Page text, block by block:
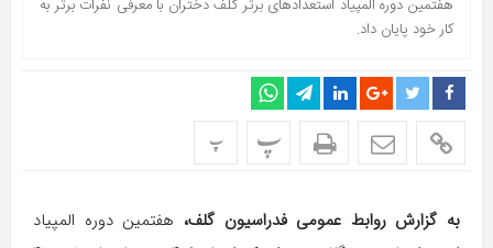
هفتمین دوره المپیاد استعدادهای برتر گلف دختران با معرفی نفرات برتر به
کار خود پایان داد.
پ پ
به گزارش روابط عمومی فدراسیون گلف، هفتمین دوره المپیاد